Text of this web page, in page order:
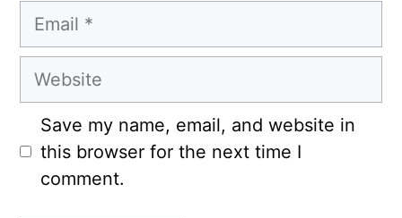
Email
Website
Save my name, email, and website in
this browser for the next time I
comment.